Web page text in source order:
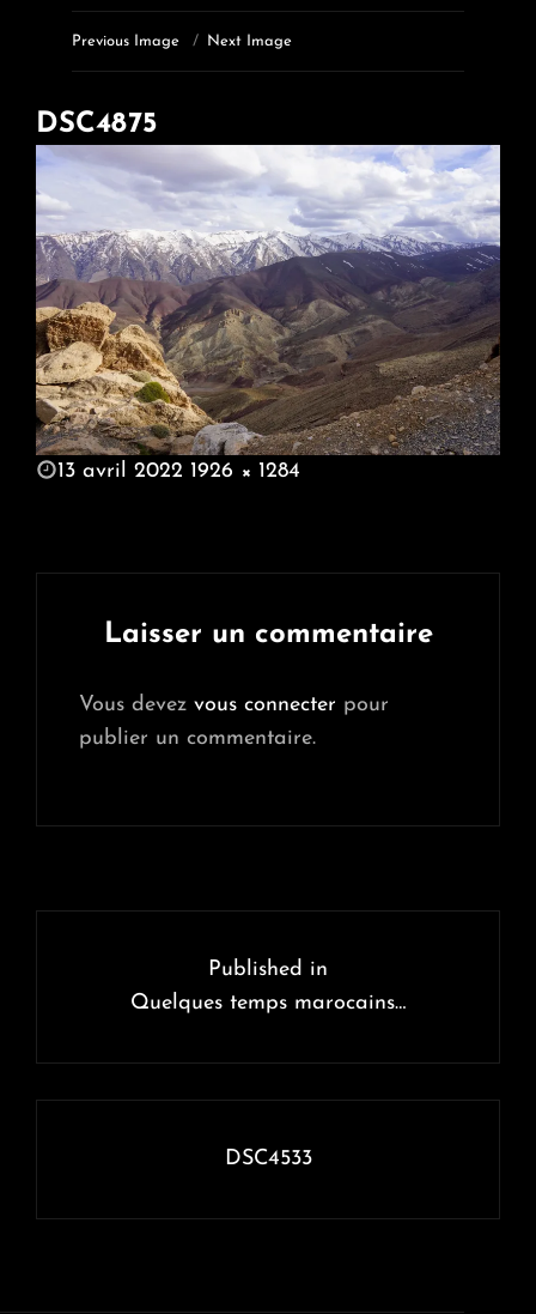
Previous Image Next Image
DSC4875
POSTED
13 avril 2022 1926 × 1284
Laisser un commentaire
Vous devez vous connecter pour
publier un commentaire.
l’article
Published in
Quelques temps marocains…
DSC4533